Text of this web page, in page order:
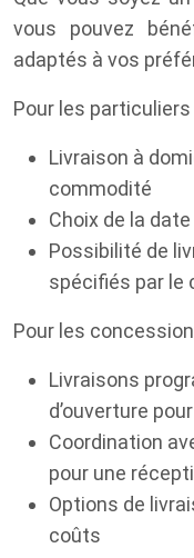
vous pouvez
adaptés à vos
Pour les particuliers
Livraison à
commodité
Choix de la
Possibilité de
spécifiés par le
Pour les
Livraisons
d’ouverture
Coordination
pour une
Options de
coûts